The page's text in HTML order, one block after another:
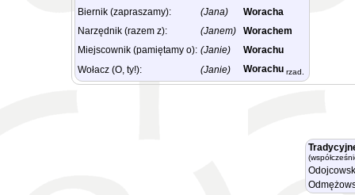
Biernik (zapraszamy):
(Jana)
Woracha
Narzędnik (razem z):
(Janem)
Worachem
Miejscownik (pamiętamy o): (Janie)
Worachu
Wołacz (O, ty!):
(Janie) Worachu rzad.